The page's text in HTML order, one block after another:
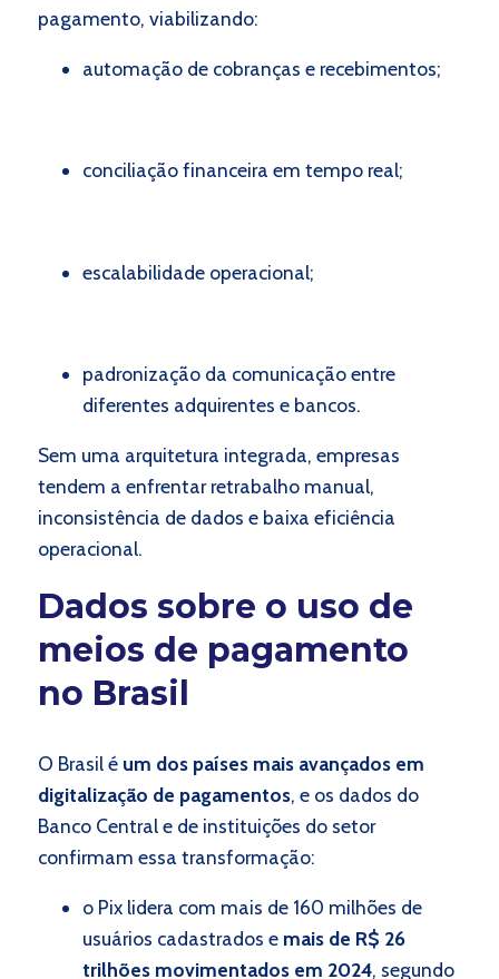
pagamento, viabilizando:
automação de cobranças e recebimentos;
conciliação financeira em tempo real;
escalabilidade operacional;
padronização da comunicação entre
diferentes adquirentes e bancos.
Sem uma arquitetura integrada, empresas
tendem a enfrentar retrabalho manual,
inconsistência de dados e baixa eficiência
operacional.
Dados sobre o uso de
meios de pagamento
no Brasil
O Brasil é um dos países mais avançados em
digitalização de pagamentos, e os dados do
Banco Central e de instituições do setor
confirmam essa transformação:
o Pix lidera com mais de 160 milhões de
usuários cadastrados e mais de R$ 26
trilhões movimentados em 2024, segundo